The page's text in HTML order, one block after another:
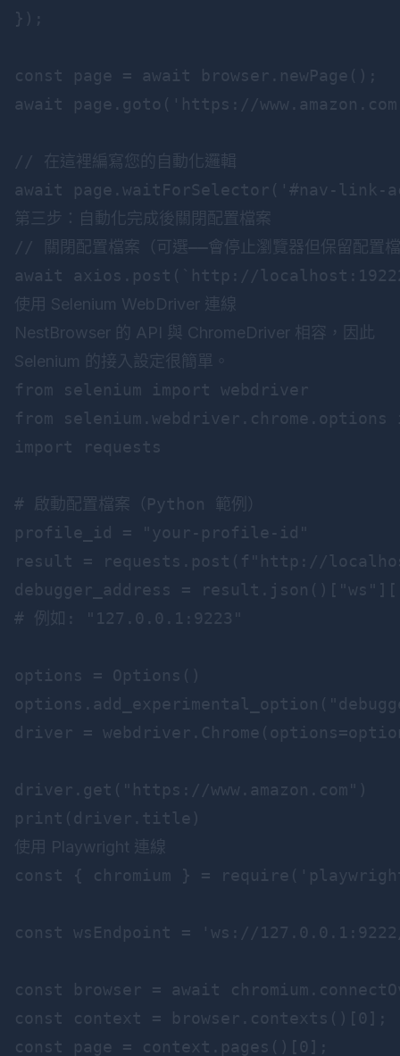
});
const page = await browser.newPage();
await page.goto('https://
// 在這裡編寫您的自動化邏輯
第三步：自動化完成後關閉配置檔案
// 關閉配置檔案（可選——會停止瀏覽器但保留配置
使用 Selenium WebDriver 連線
NestBrowser 的 API 與 ChromeDriver 相容，因此
Selenium 的接入設定很簡單。
from selenium import webdriver
from selenium.webdriver.chrome.options
import requests
# 啟動配置檔案（Python 範例）
profile_id = "your-profile-id"
result = requests.post(f"http://
debugger_address =
# 例如: "127.0.0.1:9223"
options = Options()
driver =
driver.get("https://www.amazon.com")
使用 Playwright 連線
const { chromium } =
const wsEndpoint = 'ws://
const browser = await
const context = browser.contexts()[0];
const page = context.pages()[0];